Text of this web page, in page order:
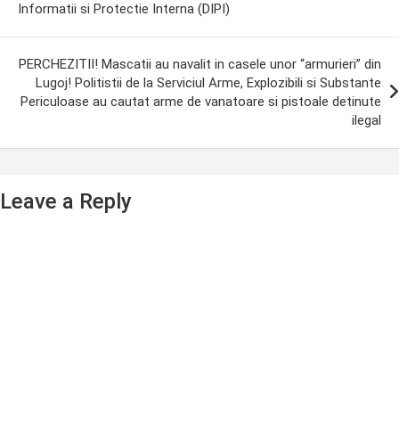
Informatii si Protectie Interna (DIPI)
PERCHEZITII! Mascatii au navalit in casele unor “armurieri” din
Lugoj! Politistii de la Serviciul Arme, Explozibili si Substante
Periculoase au cautat arme de vanatoare si pistoale detinute
ilegal
Leave a Reply